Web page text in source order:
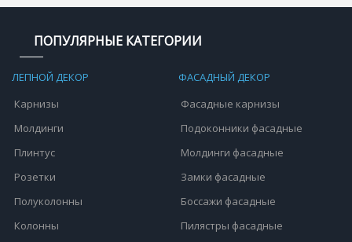
ПОПУЛЯРНЫЕ КАТЕГОРИИ
ЛЕПНОЙ ДЕКОР
Карнизы
Молдинги
Плинтус
Розетки
Полуколонны
Колонны
ФАСАДНЫЙ ДЕКОР
Фасадные карнизы
Подоконники фасадные
Молдинги фасадные
Замки фасадные
Боссажи фасадные
Пилястры фасадные